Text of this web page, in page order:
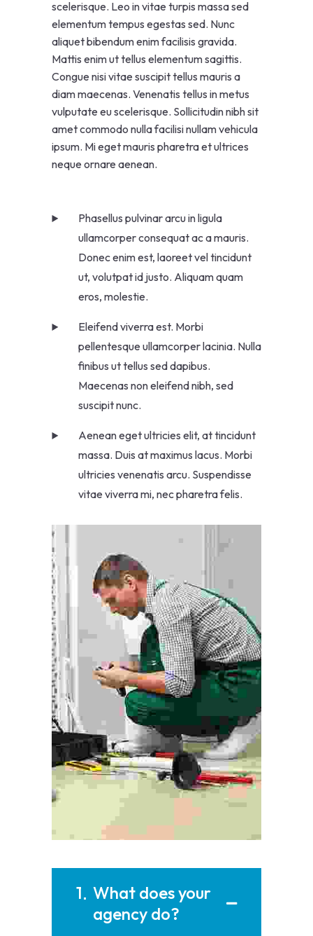
scelerisque. Leo in vitae turpis massa sed
elementum tempus egestas sed. Nunc
aliquet bibendum enim facilisis gravida.
Mattis enim ut tellus elementum sagittis.
Congue nisi vitae suscipit tellus mauris a
diam maecenas. Venenatis tellus in metus
vulputate eu scelerisque. Sollicitudin nibh sit
amet commodo nulla facilisi nullam vehicula
ipsum. Mi eget mauris pharetra et ultrices
neque ornare aenean.
Phasellus pulvinar arcu in ligula
ullamcorper consequat ac a mauris.
Donec enim est, laoreet vel tincidunt
ut, volutpat id justo. Aliquam quam
eros, molestie.
Eleifend viverra est. Morbi
pellentesque ullamcorper lacinia. Nulla
finibus ut tellus sed dapibus.
Maecenas non eleifend nibh, sed
suscipit nunc.
Aenean eget ultricies elit, at tincidunt
massa. Duis at maximus lacus. Morbi
ultricies venenatis arcu. Suspendisse
vitae viverra mi, nec pharetra felis.
1 What does your
agency do?